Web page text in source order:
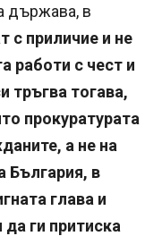
държава, в
с приличие и не
работи с чест и
тръгва тогава,
прокуратурата
а не на
България, в
глава и
ги притиска